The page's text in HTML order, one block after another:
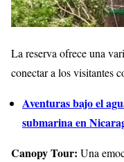
La reserva ofrece una
conectar a los visitantes
Aventuras bajo el
submarina en
Canopy Tour: Una